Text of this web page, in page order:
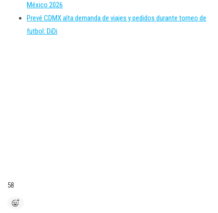
México 2026
Prevé CDMX alta demanda de viajes y pedidos durante torneo de
futbol: DiDi
58